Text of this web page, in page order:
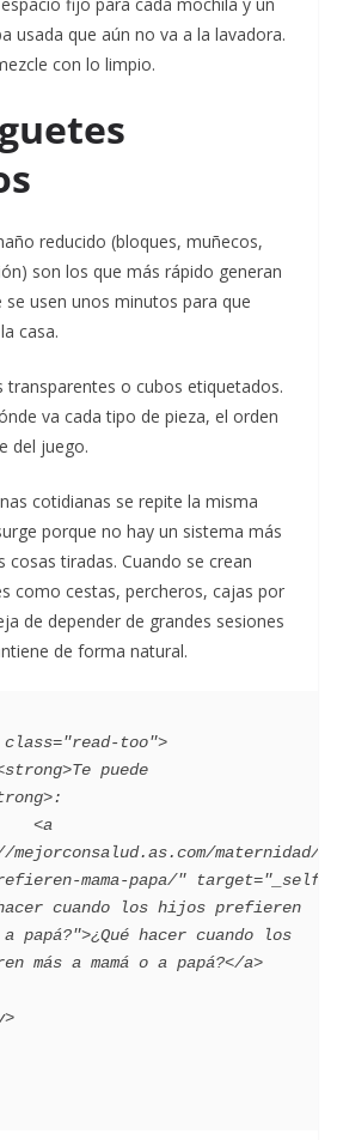
fijo para cada mochila y un
usada que aún no va a la lavadora.
con lo limpio.
reducido (bloques, muñecos,
son los que más rápido generan
usen unos minutos para que
casa.
transparentes o cubos etiquetados.
va cada tipo de pieza, el orden
del juego.
cotidianas se repite la misma
porque no hay un sistema más
cosas tiradas. Cuando se crean
como cestas, percheros, cajas por
de depender de grandes sesiones
de forma natural.
maternidad/n
mama-papa/" target="_self"
cuando los hijos prefieren
a papá?">¿Qué hacer cuando los
más a mamá o a papá?</a>